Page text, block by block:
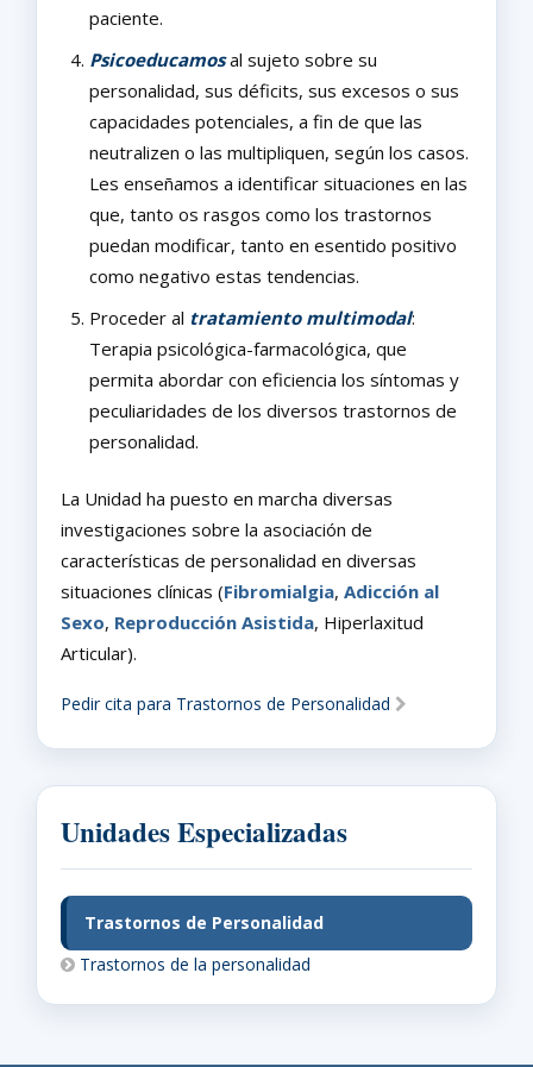
paciente.
Psicoeducamosal sujeto sobre su
personalidad, sus déficits, sus excesos o sus
capacidades potenciales, a fin de que las
neutralizen o las multipliquen, según los casos.
Les enseñamos a identificar situaciones en las
que, tanto os rasgos como los trastornos
puedan modificar, tanto en esentido positivo
como negativo estas tendencias.
Proceder al tratamiento multimodal:
Terapia psicológica-farmacológica, que
permita abordar con eficiencia los síntomas y
peculiaridades de los diversos trastornos de
personalidad.
La Unidad ha puesto en marcha diversas
investigaciones sobre la asociación de
características de personalidad en diversas
situaciones clínicas (Fibromialgia, Adicción al
Sexo, Reproducción Asistida, Hiperlaxitud
Articular).
Pedir cita para Trastornos de Personalidad
Unidades Especializadas
Trastornos de Personalidad
Trastornos de la personalidad